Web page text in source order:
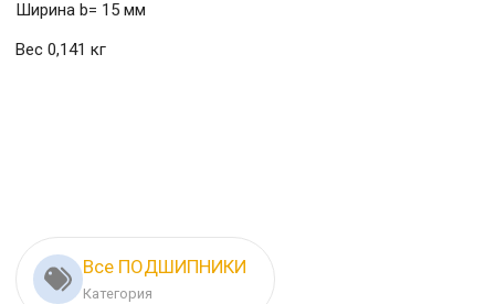
Ширина b= 15 мм
Вес 0,141 кг
Все ПОДШИПНИКИ
Категория